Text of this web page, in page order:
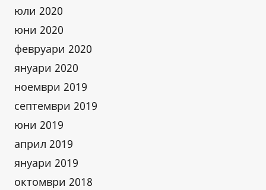
юли 2020
юни 2020
февруари 2020
януари 2020
ноември 2019
септември 2019
юни 2019
април 2019
януари 2019
октомври 2018